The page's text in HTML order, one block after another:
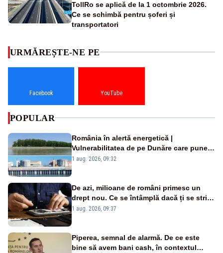
TollRo se aplică de la 1 octombrie 2026.
Ce se schimbă pentru șoferi și
transportatori
URMĂREȘTE-NE PE
Facebook YouTube
POPULAR
România în alertă energetică |
Vulnerabilitatea de pe Dunăre care pune
în pericol Centrala Cernavodă era
1 aug. 2026, 09:32
De azi, milioane de români primesc un
drept nou. Ce se întâmplă dacă ți se strică
un produs
1 aug. 2026, 09:37
Piperea, semnal de alarmă. De ce este
bine să avem bani cash, în contextul